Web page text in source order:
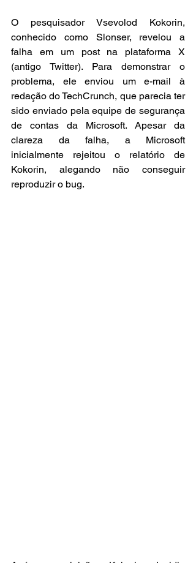
O pesquisador Vsevolod Kokorin,
conhecido como Slonser, revelou a
falha em um post na plataforma X
(antigo Twitter). Para demonstrar o
problema, ele enviou um e-mail à
redação do TechCrunch, que parecia ter
sido enviado pela equipe de segurança
de contas da Microsoft. Apesar da
clareza da falha, a Microsoft
inicialmente rejeitou o relatório de
Kokorin, alegando não conseguir
reproduzir o bug.